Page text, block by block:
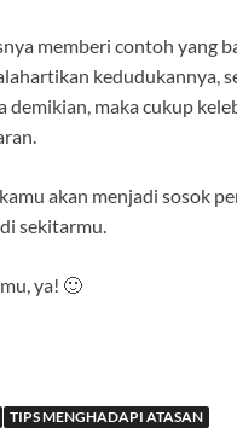
memberi contoh yang
kedudukannya,
demikian, maka cukup
akan menjadi sosok
sekitarmu.
ya! 🙂
TIPS MENGHADAPI ATASAN